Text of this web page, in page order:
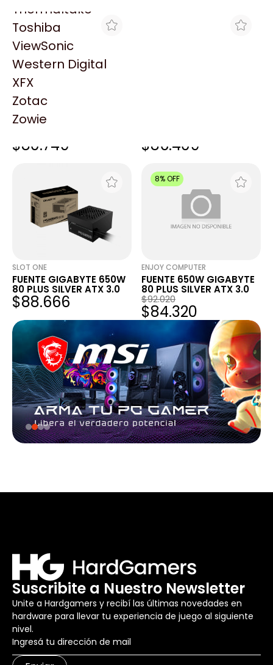
Thermaltake
Toshiba
ViewSonic
Western Digital
XFX
Zotac
Zowie
FUENTE 650W GIGABYTE
$80.749 $86.409
SLOT ONE
FUENTE GIGABYTE 650W
80 PLUS SILVER ATX 3.0
$88.666
8% OFF
ENJOY COMPUTER
FUENTE 650W GIGABYTE
80 PLUS SILVER ATX 3.0
$92.020
$84.320
Suscribite a Nuestro Newsletter
Unite a Hardgamers y recibí las últimas novedades en
hardware para llevar tu experiencia de juego al siguiente
nivel.